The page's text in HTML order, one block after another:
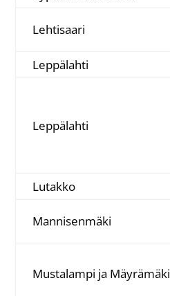
Lehtisaari
Leppälahti
Leppälahti
Lutakko
Mannisenmäki
Mustalampi ja Mäyrämäki